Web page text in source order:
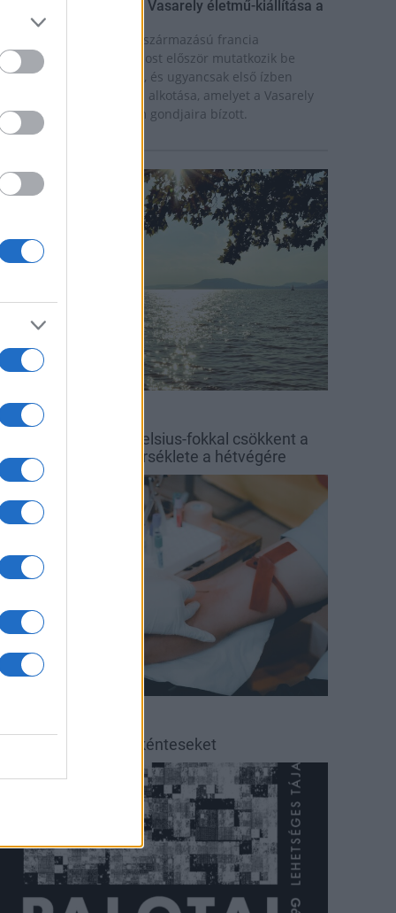
zínekben élt élet - Claire Vasarely életmű-kiállítása a
Múzeum Galériában
Claire Vasarely, a magyar származású francia
életműve most először mutatkozik be
önállóan Magyarországon, és ugyancsak első ízben
látható együtt valamennyi alkotása, amelyet a Vasarely
házaspár a pécsi múzeum gondjaira bízott.
hírek
Balaton
hét alatt közel 6 Celsius-fokkal csökkent a
vizének hőmérséklete a hétvégére
hírek
kérik az önkénteseket